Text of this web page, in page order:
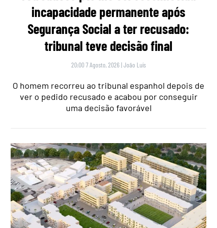
incapacidade permanente após
Segurança Social a ter recusado:
tribunal teve decisão final
20:00 7 Agosto, 2026 |João Luís
O homem recorreu ao tribunal espanhol depois de
ver o pedido recusado e acabou por conseguir
uma decisão favorável